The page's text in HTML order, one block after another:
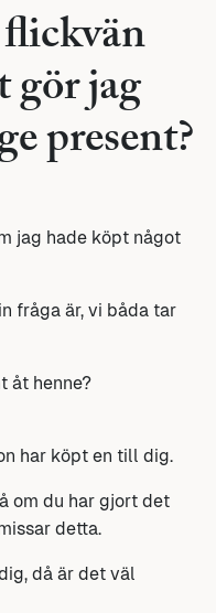
gör jag
present?
jag hade köpt något
fråga är, vi båda tar
åt henne?
har köpt en till dig.
om du har gjort det
detta.
då är det väl